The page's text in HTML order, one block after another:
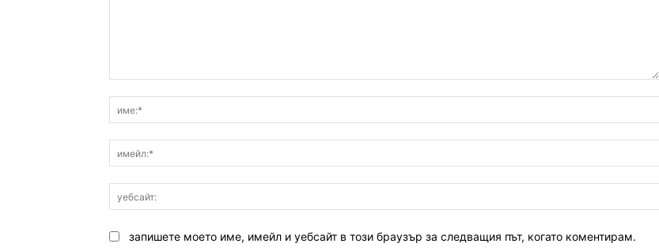
запишете моето име, имейл и уебсайт в този браузър за следващия път, когато коментирам.